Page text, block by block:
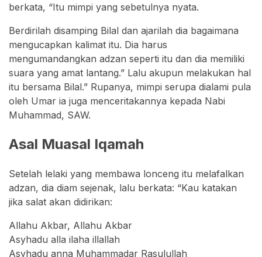
berkata, “Itu mimpi yang sebetulnya nyata.
Berdirilah disamping Bilal dan ajarilah dia bagaimana
mengucapkan kalimat itu. Dia harus
mengumandangkan adzan seperti itu dan dia memiliki
suara yang amat lantang.” Lalu akupun melakukan hal
itu bersama Bilal.” Rupanya, mimpi serupa dialami pula
oleh Umar ia juga menceritakannya kepada Nabi
Muhammad, SAW.
Asal Muasal Iqamah
Setelah lelaki yang membawa lonceng itu melafalkan
adzan, dia diam sejenak, lalu berkata: “Kau katakan
jika salat akan didirikan:
Allahu Akbar, Allahu Akbar
Asyhadu alla ilaha illallah
Asyhadu anna Muhammadar Rasulullah